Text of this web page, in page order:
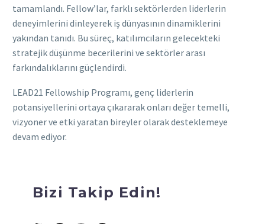
tamamlandı. Fellow’lar, farklı sektörlerden liderlerin
deneyimlerini dinleyerek iş dünyasının dinamiklerini
yakından tanıdı. Bu süreç, katılımcıların gelecekteki
stratejik düşünme becerilerini ve sektörler arası
farkındalıklarını güçlendirdi.
LEAD21 Fellowship Programı, genç liderlerin
potansiyellerini ortaya çıkararak onları değer temelli,
vizyoner ve etki yaratan bireyler olarak desteklemeye
devam ediyor.
Bizi Takip Edin!